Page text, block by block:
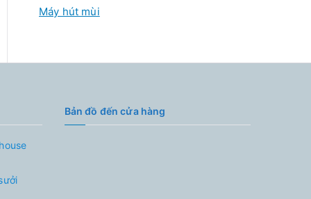
Máy hút mùi
Bản đồ đến cửa hàng